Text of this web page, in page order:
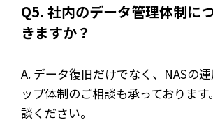
Q5. 社内のデータ管理体制に
きますか？
A. データ復旧だけでなく、NASの
ップ体制のご相談も承っておりま
談ください。